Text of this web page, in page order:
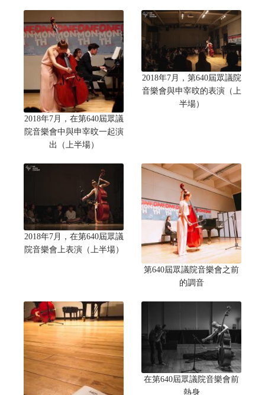
2018年7月，在第640屆眾議
院音樂會中與申宰旼一起演
出（上半場）
2018年7月，第640屆眾議院
音樂會與申宰旼的表演（上
半場）
2018年7月，在第640屆眾議
院音樂會上表演（上半場）
第640屆眾議院音樂會之前
的調音
在第640屆眾議院音樂會前
熱身